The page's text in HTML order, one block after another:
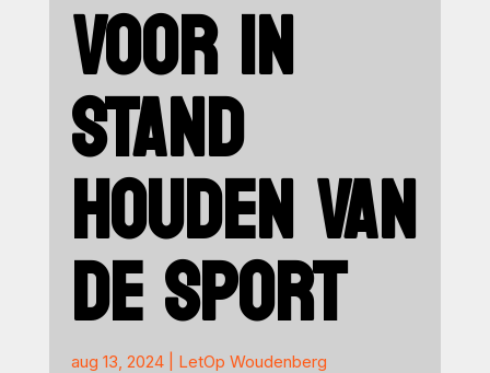
VOOR IN
STAND
HOUDEN VAN
DE SPORT
aug 13, 2024| LetOp Woudenberg